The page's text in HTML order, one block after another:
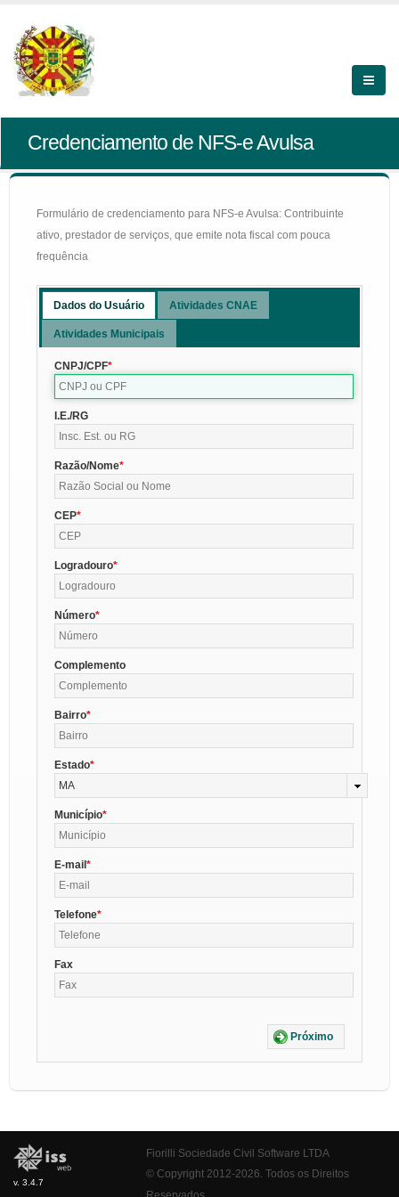
Credenciamento de NFS-e Avulsa
Formulário de credenciamento para NFS-e Avulsa: Contribuinte
ativo, prestador de serviços, que emite nota fiscal com pouca
frequência
Dados do Usuário Atividades CNAE
Atividades Municipais
CNPJ/CPF
I.E./RG
Razão/Nome
CEP
Logradouro
Número
Complemento
Bairro
Estado
MA
Município
E-mail
Telefone
Fax
Próximo
v. 3.4.7
Fiorilli Sociedade Civil Software LTDA
© Copyright 2012-2026. Todos os Direitos